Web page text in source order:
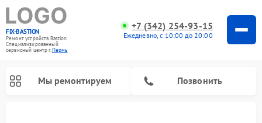
FIX-BASTION
Ремонт устройств Bastion
Специализированный
cервисный центр г.Пермь
+7 (342) 254-93-15
Ежедневно, с 10:00 до 20:00
Мы ремонтируем Позвонить